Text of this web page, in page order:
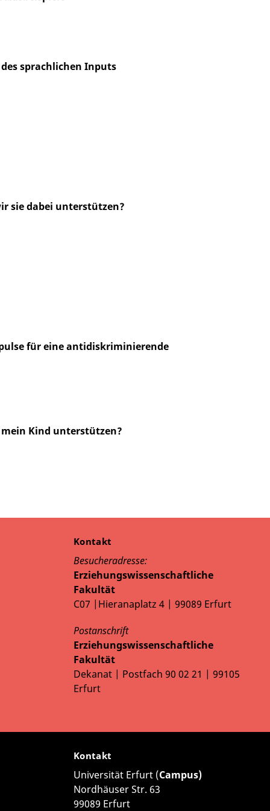
sprachlichen Inputs
sie dabei unterstützen?
für eine antidiskriminierende
Kind unterstützen?
Kontakt
Besucheradresse:
Erziehungswissenschaftliche
Fakultät
C07 |Hieranaplatz 4 | 99089 Erfurt
Postanschrift
Erziehungswissenschaftliche
Fakultät
Dekanat | Postfach 90 02 21 | 99105
Erfurt
Kontakt
Universität Erfurt (Campus)
Nordhäuser Str. 63
99089 Erfurt